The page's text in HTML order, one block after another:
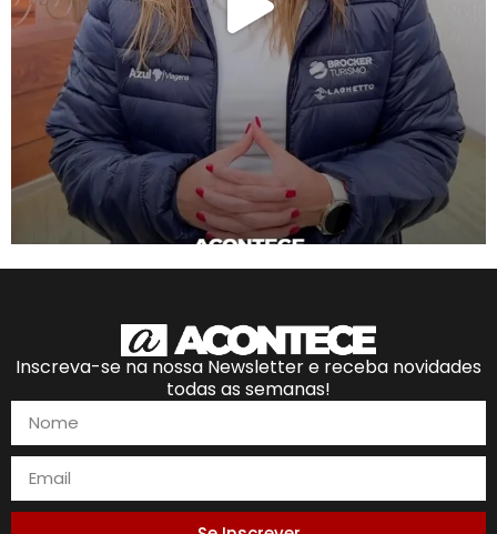
Inscreva-se na nossa Newsletter e receba novidades
todas as semanas!